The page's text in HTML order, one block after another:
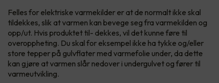
Felles for elektriske varmekilder er at de normalt ikke skal
tildekkes, slik at varmen kan bevege seg fra varmekilden og
opp/ut. Hvis produktet til- dekkes, vil det kunne føre til
overoppheting. Du skal for eksempel ikke ha tykke og/eller
store tepper på gulvflater med varmefolie under, da dette
kan gjøre at varmen slår nedover i undergulvet og fører til
varmeutvikling.